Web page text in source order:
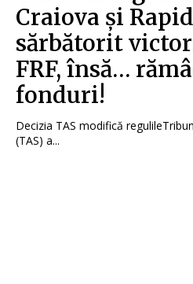
Craiova și
sărbătorit
FRF, însă…
fonduri!
Decizia TAS modifică
(TAS) a...